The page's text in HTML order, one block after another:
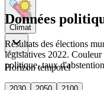
Climat
Horizon temporel
Données
Résultats des élections
législatives 2022.
politique, taux